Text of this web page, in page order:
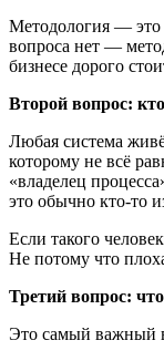
Методология — это
вопроса нет —
бизнесе дорого
Второй вопрос:
Любая система
которому не всё
«владелец
это обычно кто-то
Если такого
Не потому что
Третий вопрос:
Это самый важный